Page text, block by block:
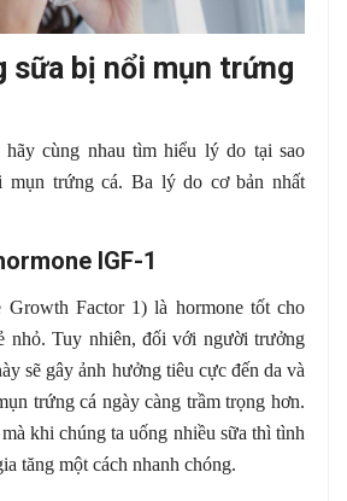
sữa bị nổi mụn trứng
hãy cùng nhau tìm hiểu lý do tại sao
mụn trứng cá. Ba lý do cơ bản nhất
IGF-1
Growth Factor 1) là hormone tốt cho
nhỏ. Tuy nhiên, đối với người trưởng
sẽ gây ảnh hưởng tiêu cực đến da và
trứng cá ngày càng trầm trọng hơn.
khi chúng ta uống nhiều sữa thì tình
tăng một cách nhanh chóng.